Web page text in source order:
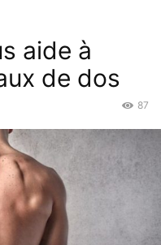
aide à
de dos
87